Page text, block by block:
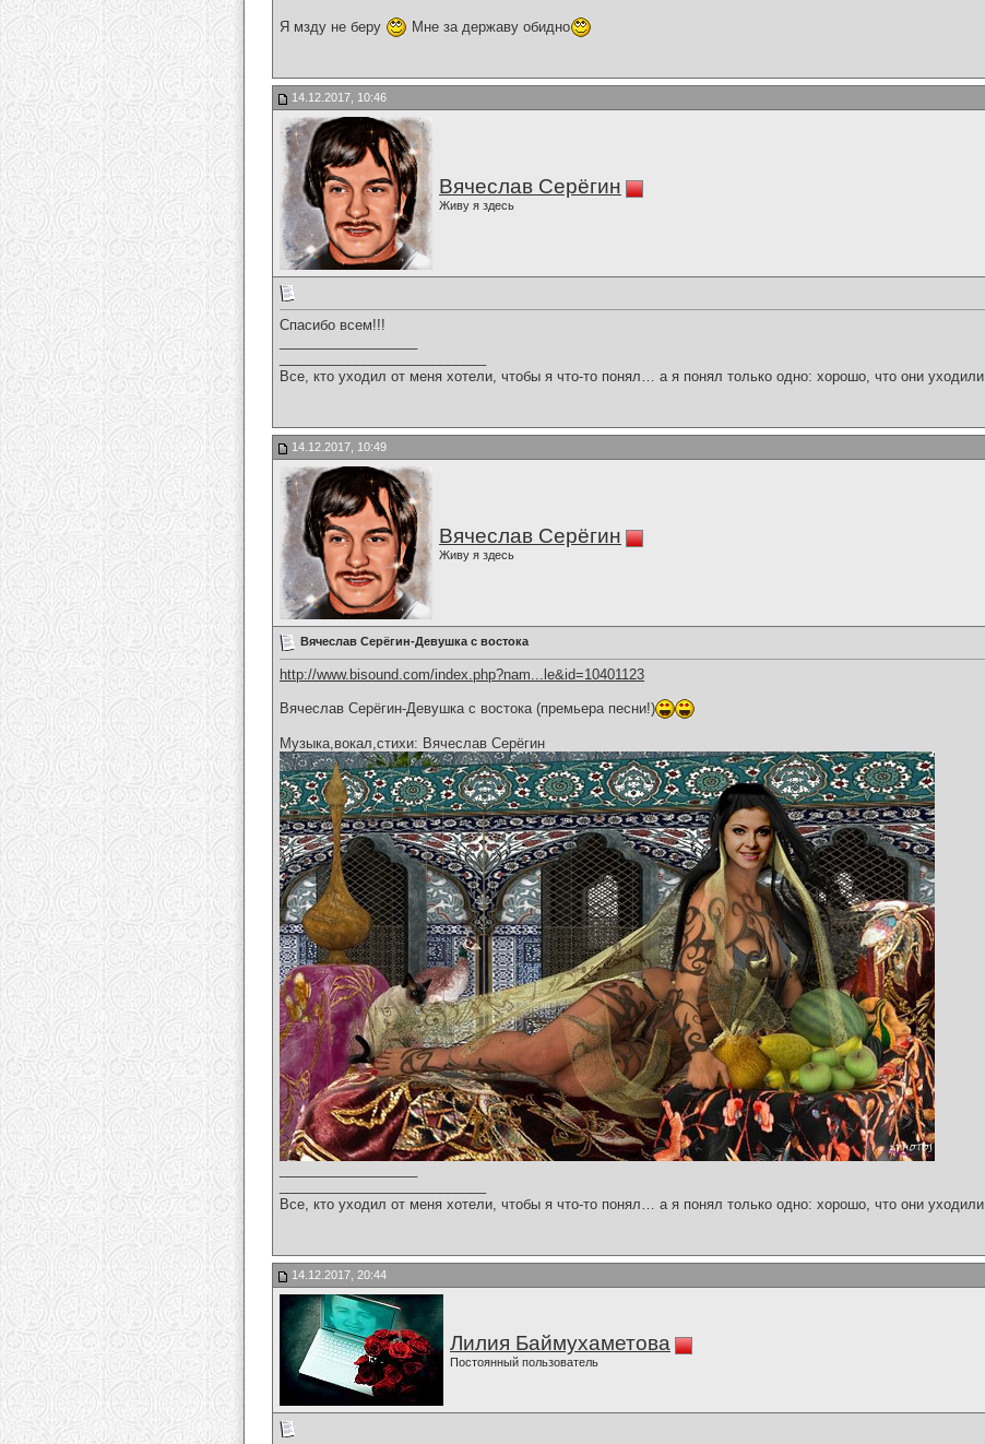
Я мзду не беру Мне за державу обидно
14.12.2017, 10:46
Вячеслав Серёгин
Живу я здесь
Спасибо всем!!!
Все, кто уходил от меня хотели, чтобы я что-то понял… а я понял только одно: хорошо, что они уходили.
14.12.2017, 10:49
Вячеслав Серёгин
Живу я здесь
Вячеслав Серёгин-Девушка с востока
http://www.bisound.com/index.php?nam...le&id=10401123
Вячеслав Серёгин-Девушка с востока (премьера песни!)
Музыка,вокал,стихи: Вячеслав Серёгин
Все, кто уходил от меня хотели, чтобы я что-то понял… а я понял только одно: хорошо, что они уходили.
14.12.2017, 20:44
Лилия Баймухаметова
Постоянный пользователь